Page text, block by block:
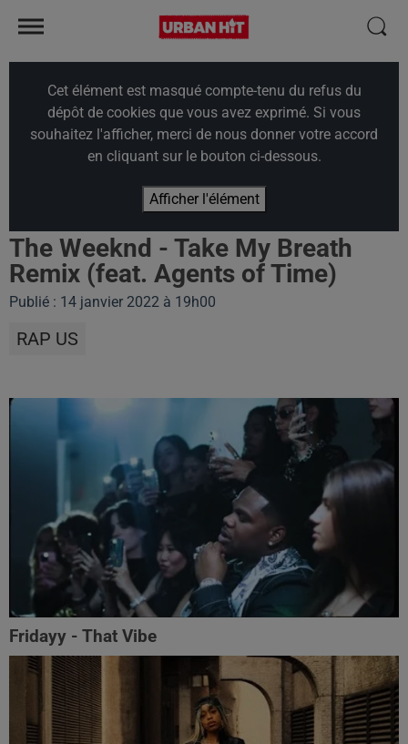
Cet élément est masqué compte-tenu du refus du
dépôt de cookies que vous avez exprimé. Si vous
souhaitez l'afficher, merci de nous donner votre accord
en cliquant sur le bouton ci-dessous.
Afficher l'élément
The Weeknd - Take My Breath
Remix (feat. Agents of Time)
Publié : 14 janvier 2022 à 19h00
RAP US
Fridayy - That Vibe